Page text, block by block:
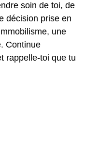
soin de toi, de
décision prise en
une
Continue
rappelle-toi que tu